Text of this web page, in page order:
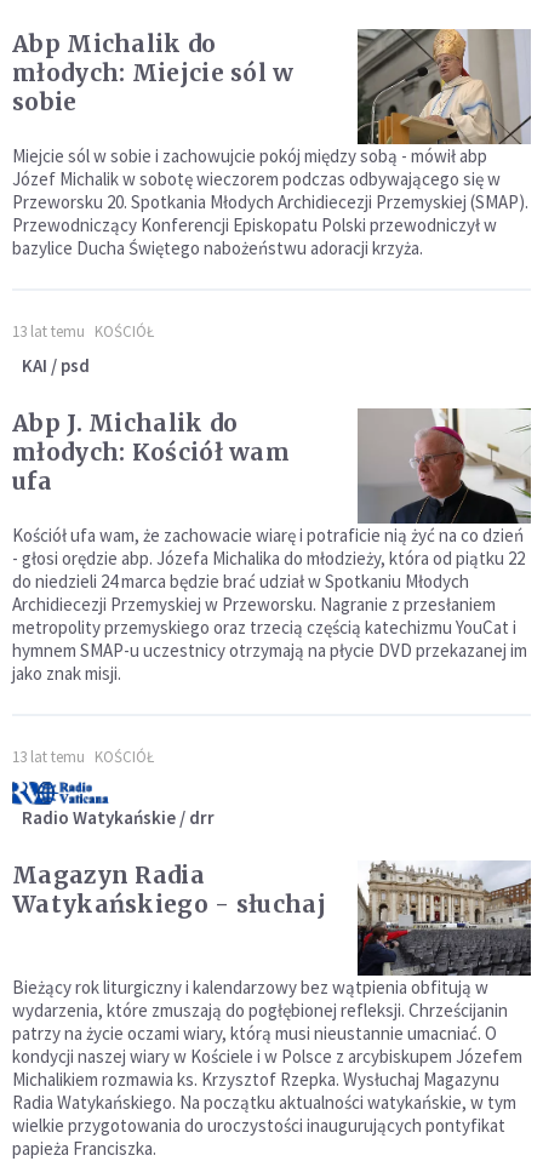
Abp Michalik do
młodych: Miejcie sól w
sobie
Miejcie sól w sobie i zachowujcie pokój między sobą - mówił abp
Józef Michalik w sobotę wieczorem podczas odbywającego się w
Przeworsku 20. Spotkania Młodych Archidiecezji Przemyskiej (SMAP).
Przewodniczący Konferencji Episkopatu Polski przewodniczył w
bazylice Ducha Świętego nabożeństwu adoracji krzyża.
13 lat temu KOŚCIÓŁ
KAI / psd
Abp J. Michalik do
młodych: Kościół wam
ufa
Kościół ufa wam, że zachowacie wiarę i potraficie nią żyć na co dzień
- głosi orędzie abp. Józefa Michalika do młodzieży, która od piątku 22
do niedzieli 24 marca będzie brać udział w Spotkaniu Młodych
Archidiecezji Przemyskiej w Przeworsku. Nagranie z przesłaniem
metropolity przemyskiego oraz trzecią częścią katechizmu YouCat i
hymnem SMAP-u uczestnicy otrzymają na płycie DVD przekazanej im
jako znak misji.
13 lat temu KOŚCIÓŁ
Radio Watykańskie / drr
Magazyn Radia
Watykańskiego - słuchaj
Bieżący rok liturgiczny i kalendarzowy bez wątpienia obfitują w
wydarzenia, które zmuszają do pogłębionej refleksji. Chrześcijanin
patrzy na życie oczami wiary, którą musi nieustannie umacniać. O
kondycji naszej wiary w Kościele i w Polsce z arcybiskupem Józefem
Michalikiem rozmawia ks. Krzysztof Rzepka. Wysłuchaj Magazynu
Radia Watykańskiego. Na początku aktualności watykańskie, w tym
wielkie przygotowania do uroczystości inaugurujących pontyfikat
papieża Franciszka.